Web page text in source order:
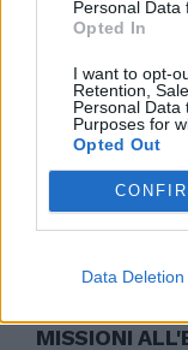
Personal Data
Opted In
I want to opt-
Retention,
Personal Data
Purposes for
Opted Out
Data Deletion
eventuali
24/01/2007
Sviluppo
17/01/2007
MISSIONI